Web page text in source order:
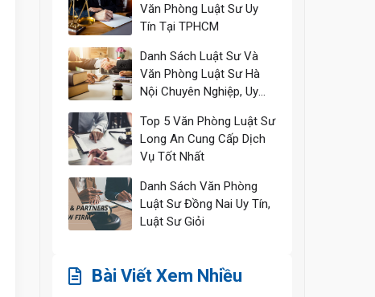
Văn Phòng Luật Sư Uy
Tín Tại TPHCM
Danh Sách Luật Sư Và
Văn Phòng Luật Sư Hà
Nội Chuyên Nghiệp, Uy
Top 5 Văn Phòng Luật Sư
Long An Cung Cấp Dịch
Vụ Tốt Nhất
Danh Sách Văn Phòng
Luật Sư Đồng Nai Uy Tín,
Luật Sư Giỏi
Bài Viết Xem Nhiều